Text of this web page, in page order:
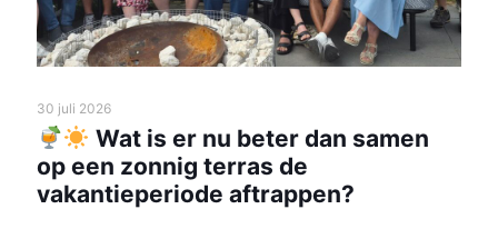
30 juli 2026
Wat is er nu beter dan samen
op een zonnig terras de
vakantieperiode aftrappen?